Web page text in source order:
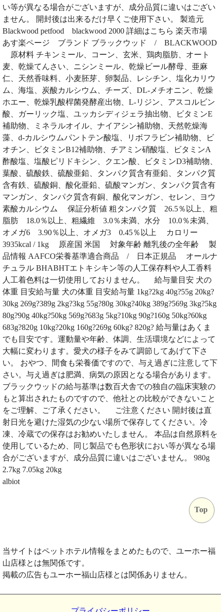
い等が異なる場合がございますが、成分品質に違いはござい
ません。 開封後は出来るだけ早くご使用下さい。 製造元
Blackwood petfood blackwood 2000 詳細はこちら 楽天市場
あす楽ページ ブランド ブラックウッド / BLACKWOOD
原材料 チキンミール、コーン、玄米、鶏肉脂肪、オート
麦、乾燥てんさい、ニシンミール、乾燥ビール酵母、亜麻
仁、天然香味料、小麦胚芽、卵製品、レシチン、塩化カリウ
ム、海塩、炭酸カルシウム、チーズ、DL-メチオニン、乾燥
ホエー、乾燥乳酸桿菌発酵産出物、L-リジン、アスコルビン
酸、ガーリック塩、ユッカシディジェラ抽出物、ビタミンE
補助物、ミネラルオイル、ナイアシン補助物、天然乾燥海
藻、d-カルシウムパントテン酸塩、リボフラビン補助物、ビ
オチン、ビタミンB12補助物、チアミン硝酸塩、ビタミンA
酢酸塩、塩酸ピリドキシン、クエン酸、ビタミンD3補助物、
葉酸、硫酸鉄、硫酸亜鉛、タンパク質含有亜鉛、タンパク質
含有鉄、硫酸銅、酸化亜鉛、硫酸マンガン、タンパク質含有
マンガン、タンパク質含有銅、酸化マンガン、セレン、ヨウ
素酸カルシウム 保証分析値 粗タンパク質 26.5％以上、粗
脂肪 18.0％以上、粗繊維 3.0％未満、水分 10.0％未満、
オメガ6 3.90％以上、オメガ3 0.45％以上 カロリー
3935kcal / 1kg 原産国 米国 対象年齢 離乳後の全年齢 製
品情報 AAFCO栄養基準適合商品 / 日本正規品 オールナ
チュラル BHABHTエトキシキン等の人工保存料や人工香料
人工着色料は一切使用しておりません。 給与量目安 犬の
体重 目安給与量 犬の体重 目安給与量 1kg?2kg 40g?55g 20kg?
30kg 269g?389g 2kg?3kg 55g?80g 30kg?40kg 389g?569g 3kg?5kg
80g?90g 40kg?50kg 569g?683g 5kg?10kg 90g?160g 50kg?60kg
683g?820g 10kg?20kg 160g?269g 60kg? 820g? 給与量はあくま
でも目安です。運動量や年齢、体調、生活環境などによって
大幅に変わります。愛犬の様子をみて調節してあげて下さ
い。 おやつ、間食も栄養価ですので、与え過ぎに注意して下
さい。与え過ぎは肥満、病気の原因となる場合があります。
ブラックウッドの給与基準は数百犬舎での独自の臨床実験の
もと算出されたものですので、他社との比較ができないこと
をご理解、ご了承ください。 ご注意ください 開封後は直
射日光を避けた湿気の少ない場所で保存してください。冷
凍、冷蔵での保存はお勧めいたしません。 本品は自然原料を
使用しているため、同じ製品でも色形状におい等が異なる場
合がございますが、成分品質に違いはございません。 980g
2.7kg 7.05kg 20kg
albiot
Top
当サイトはペットホテル情報をまとめたもので、ユーホー福
山店様とは無関係です。
掲載の広告もユーホー福山店様とは関係ありません。